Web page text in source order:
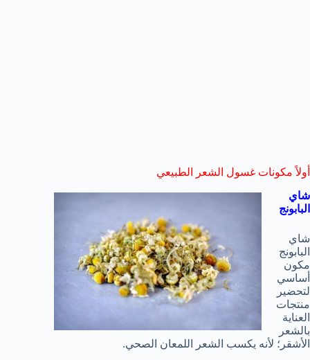
أولاً مكونات غسول الشعر الطبيعي
شاي
البابونج
شاي
البابونج
مكون
أساسي
لتحضير
منتجات
العناية
بالشعر
الأشقر؛ لأنه يكسب الشعر اللمعان الصحي.